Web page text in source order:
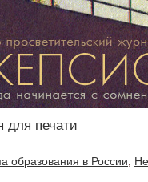
для печати
образования в России